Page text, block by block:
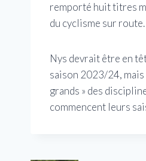
remporté huit titres
du cyclisme sur route.
Nys devrait être en
saison 2023/24, mais
grands » des
commencent leurs